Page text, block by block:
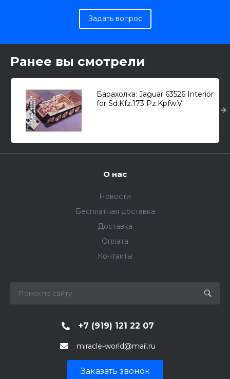
Задать вопрос
Ранее вы смотрели
Барахолка: Jaguar 63526 Interior
for Sd.Kfz.173 Pz.Kpfw.V
О нас
Новости
Бесплатная доставка
Доставка
Оплата
Контакты
+7 (919) 121 22 07
miracle-world@mail.ru
Заказать звонок